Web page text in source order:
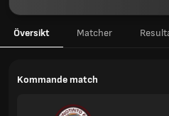
Översikt Matcher
Kommande match